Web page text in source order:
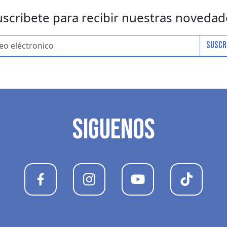
para recibir nuestras
SIGUENOS